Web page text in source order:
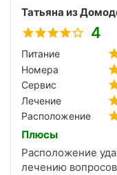
Татьяна из
4
Питание
Номера
Сервис
Лечение
Расположение
Плюсы
Расположение
лечению